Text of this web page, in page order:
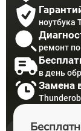
ноутбука
ремонт
в день
Замена